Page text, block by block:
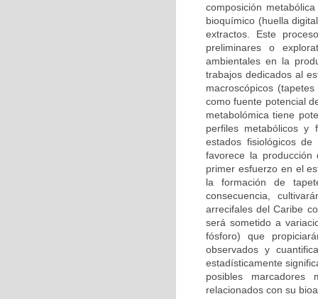
composición
bioquímico (huella
extractos. Este
preliminares o
ambientales en la
trabajos dedicados al
macroscópicos
como fuente potencial
metabolómica tiene
perfiles metabólicos y
estados fisiológicos
favorece la
primer esfuerzo en el
la formación de
consecuencia,
arrecifales del Caribe
será sometido a
fósforo) que
observados y
estadísticamente
posibles marcadores
relacionados con su